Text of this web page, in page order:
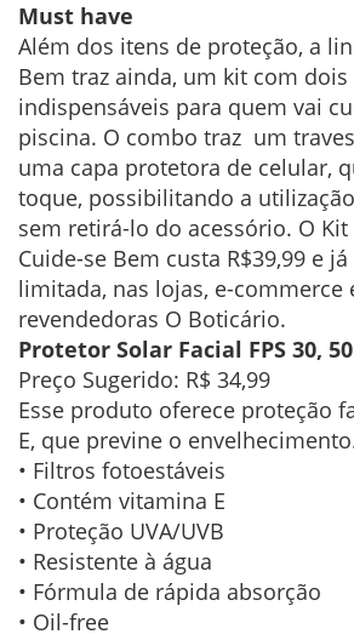
Must have
Além dos itens de proteção, a
Bem traz ainda, um kit com dois
indispensáveis para quem vai
piscina. O combo traz um
uma capa protetora de celular,
toque, possibilitando a
sem retirá-lo do acessório. O Kit
Cuide-se Bem custa R$39,99 e
limitada, nas lojas, e-commerce
revendedoras O Boticário.
Protetor Solar Facial FPS 30,
Preço Sugerido: R$ 34,99
Esse produto oferece proteção
E, que previne o
• Filtros fotoestáveis
• Contém vitamina E
• Proteção UVA/UVB
• Resistente à água
• Fórmula de rápida absorção
• Oil-free